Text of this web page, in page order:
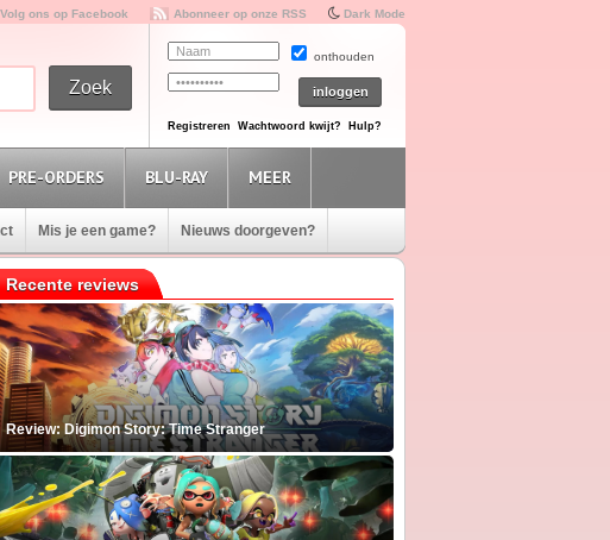
Volg ons op Facebook Abonneer op onze RSS Dark Mode
onthouden
Registreren Wachtwoord kwijt? Hulp?
PRE-ORDERS BLU-RAY MEER
Mis je een game? Nieuws doorgeven?
Recente reviews
Review: Digimon Story: Time Stranger